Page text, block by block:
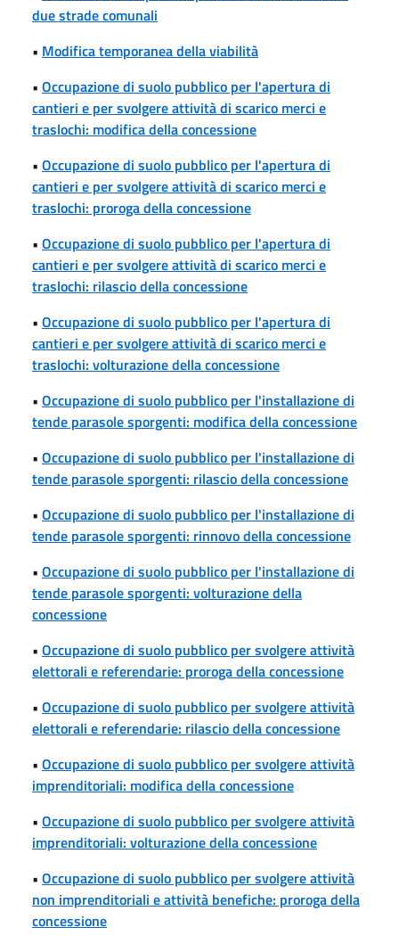
due strade comunali
• Modifica temporanea della viabilità
• Occupazione di suolo pubblico per l'apertura di
cantieri e per svolgere attività di scarico merci e
traslochi: modifica della concessione
• Occupazione di suolo pubblico per l'apertura di
cantieri e per svolgere attività di scarico merci e
traslochi: proroga della concessione
• Occupazione di suolo pubblico per l'apertura di
cantieri e per svolgere attività di scarico merci e
traslochi: rilascio della concessione
• Occupazione di suolo pubblico per l'apertura di
cantieri e per svolgere attività di scarico merci e
traslochi: volturazione della concessione
• Occupazione di suolo pubblico per l'installazione di
tende parasole sporgenti: modifica della concessione
• Occupazione di suolo pubblico per l'installazione di
tende parasole sporgenti: rilascio della concessione
• Occupazione di suolo pubblico per l'installazione di
tende parasole sporgenti: rinnovo della concessione
• Occupazione di suolo pubblico per l'installazione di
tende parasole sporgenti: volturazione della
concessione
• Occupazione di suolo pubblico per svolgere attività
elettorali e referendarie: proroga della concessione
• Occupazione di suolo pubblico per svolgere attività
elettorali e referendarie: rilascio della concessione
• Occupazione di suolo pubblico per svolgere attività
imprenditoriali: modifica della concessione
• Occupazione di suolo pubblico per svolgere attività
imprenditoriali: volturazione della concessione
• Occupazione di suolo pubblico per svolgere attività
non imprenditoriali e attività benefiche: proroga della
concessione